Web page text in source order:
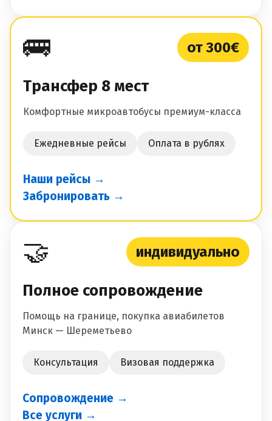
🚌 от 300€
Трансфер 8 мест
Комфортные микроавтобусы премиум-класса
Ежедневные рейсы Оплата в рублях
Наши рейсы →
Забронировать →
🤝 индивидуально
Полное сопровождение
Помощь на границе, покупка авиабилетов
Минск — Шереметьево
Консультация Визовая поддержка
Сопровождение →
Все услуги →